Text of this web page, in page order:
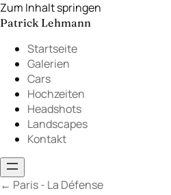
Zum Inhalt springen
Patrick Lehmann
Startseite
Galerien
Cars
Hochzeiten
Headshots
Landscapes
Kontakt
← Paris - La Défense